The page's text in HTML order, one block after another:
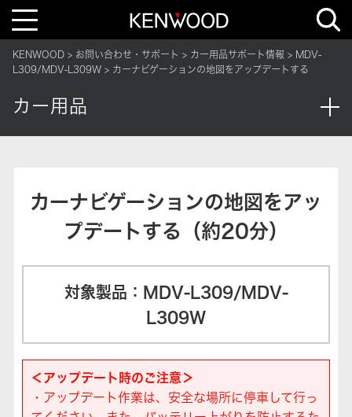
T
l
e
v
i
a
KENWOOD お問い合わせ・サポート カー用品サポート情報
MDV-
L309/MDV-L309W
カーナビゲーションの地図をアップデートする
カー用品
カーナビゲーションの地図をアッ
プデートする（約20分）
対象製品：MDV-L309/MDV-
L309W
＜アップデート時のご注意＞
・アップデート作業は、安全な場所に停車して行っ